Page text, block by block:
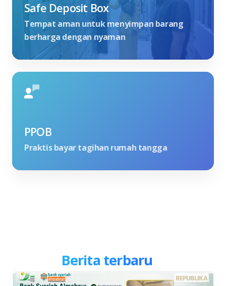
Safe Deposit Box
Tempat aman untuk menyimpan barang
berharga dengan nyaman
PPOB
Praktis bayar tagihan rumah tangga
Berita terbaru